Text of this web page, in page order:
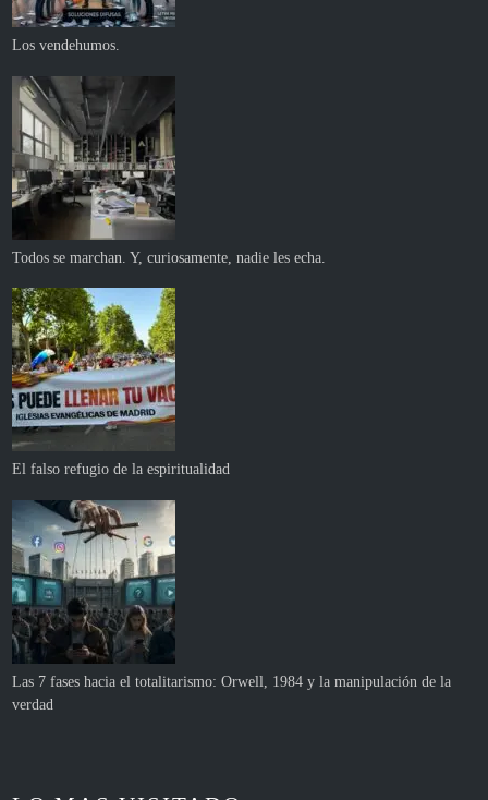
Los vendehumos.
Todos se marchan. Y, curiosamente, nadie les echa.
El falso refugio de la espiritualidad
Las 7 fases hacia el totalitarismo: Orwell, 1984 y la manipulación de la
verdad